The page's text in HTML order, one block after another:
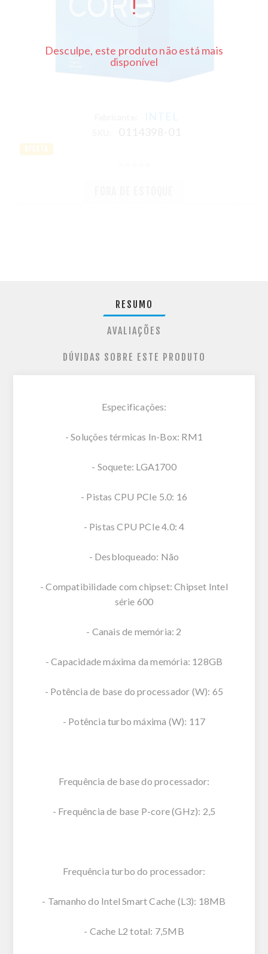
Desculpe, este produto não está mais
disponível
INTEL
OFERTA
RESUMO
AVALIAÇÕES
DÚVIDAS SOBRE ESTE PRODUTO
Especificações:
- Soluções térmicas In-Box: RM1
- Soquete: LGA1700
- Pistas CPU PCIe 5.0: 16
- Pistas CPU PCIe 4.0: 4
- Desbloqueado: Não
- Compatibilidade com chipset: Chipset Intel
série 600
- Canais de memória: 2
- Capacidade máxima da memória: 128GB
- Potência de base do processador (W): 65
- Potência turbo máxima (W): 117
Frequência de base do processador:
- Frequência de base P-core (GHz): 2,5
Frequência turbo do processador:
- Tamanho do Intel Smart Cache (L3): 18MB
- Cache L2 total: 7,5MB